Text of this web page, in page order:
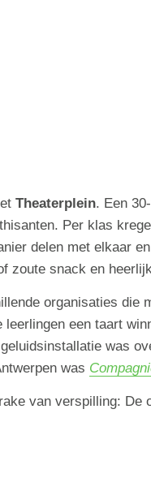
Theaterplein. Een
Per klas
delen met elkaar
zoute snack en
organisaties die
een taart
was
was
van verspilling: